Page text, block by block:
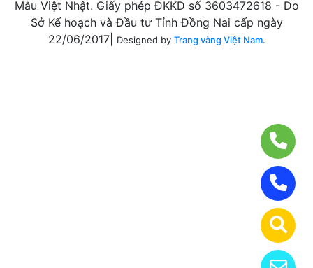
Mẫu Việt Nhật. Giấy phép ĐKKD số 3603472618 - Do
Sở Kế hoạch và Đầu tư Tỉnh Đồng Nai cấp ngày
22/06/2017|
Designed by Trang vàng Việt Nam.